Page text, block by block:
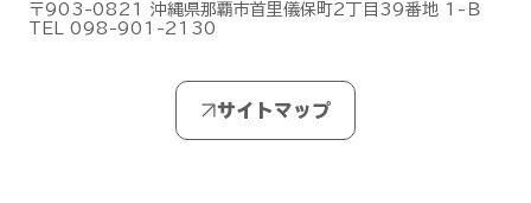
〒903-0821 沖縄県那覇市首里儀保町2丁目39番地 1-Ｂ
TEL 098-901-2130